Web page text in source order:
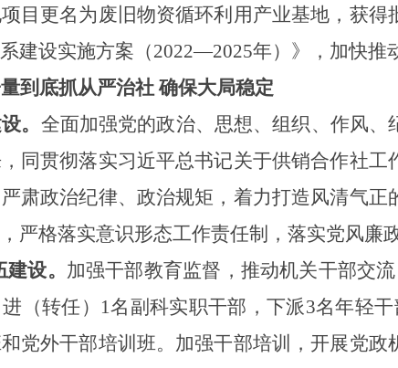
目更名为废旧物资循环利用产业基地，获
建设实施方案（2022—2025年）》，加快推
量到底抓从严治社 确保大局稳定
。 全面加强党的政治、思想、组织、作风
同贯彻落实习近平总书记关于供销合作社工
肃政治纪律、政治规矩，着力打造风清气
严格落实意识形态工作责任制，落实党风廉
设。 加强干部教育监督，推动机关干部交
（转任）1名副科实职干部，下派3名年轻
党外干部培训班。 加强干部培训，开展党政